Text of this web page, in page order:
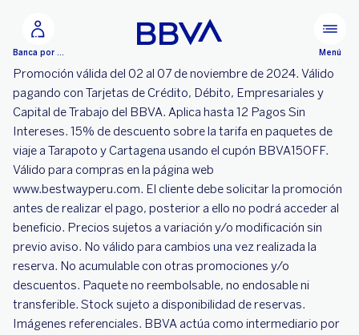
Banca por Internet Menú
Promoción válida del 02 al 07 de noviembre de 2024. Válido
pagando con Tarjetas de Crédito, Débito, Empresariales y
Capital de Trabajo del BBVA. Aplica hasta 12 Pagos Sin
Intereses. 15% de descuento sobre la tarifa en paquetes de
viaje a Tarapoto y Cartagena usando el cupón BBVA15OFF.
Válido para compras en la página web
www.bestwayperu.com. El cliente debe solicitar la promoción
antes de realizar el pago, posterior a ello no podrá acceder al
beneficio. Precios sujetos a variación y/o modificación sin
previo aviso. No válido para cambios una vez realizada la
reserva. No acumulable con otras promociones y/o
descuentos. Paquete no reembolsable, no endosable ni
transferible. Stock sujeto a disponibilidad de reservas.
Imágenes referenciales. BBVA actúa como intermediario por